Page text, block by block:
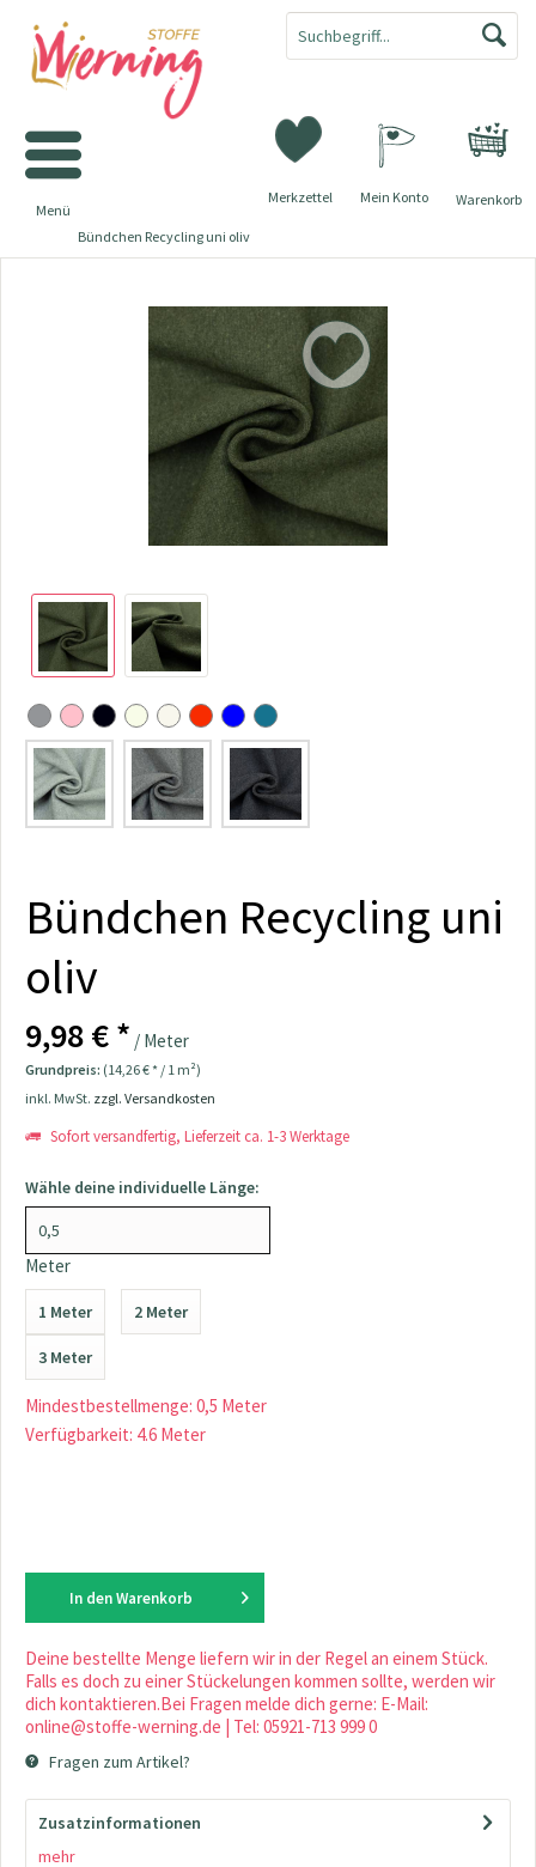
Warenkorb
Merkzettel Mein Konto
Menü
Bündchen Recycling uni oliv
Bündchen Recycling uni
oliv
9,98 € * / Meter
Grundpreis: (14,26 € * / 1 m²)
inkl. MwSt. zzgl. Versandkosten
Sofort versandfertig, Lieferzeit ca. 1-3 Werktage
Wähle deine individuelle Länge:
Meter
1 Meter 2 Meter
3 Meter
Mindestbestellmenge: 0,5 Meter
Verfügbarkeit: 4.6 Meter
In den Warenkorb
Deine bestellte Menge liefern wir in der Regel an einem Stück.
Falls es doch zu einer Stückelungen kommen sollte, werden wir
dich kontaktieren.Bei Fragen melde dich gerne: E-Mail:
online@stoffe-werning.de | Tel: 05921-713 999 0
Fragen zum Artikel?
Zusatzinformationen
mehr